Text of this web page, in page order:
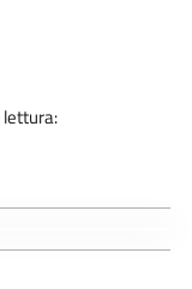
lettura: